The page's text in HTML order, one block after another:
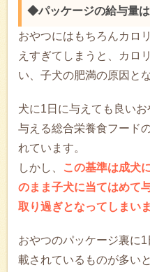
◆パッケージの給与量
おやつにはもちろんカロ
えすぎてしまうと、カロ
い、子犬の肥満の原因と
犬に1日に与えても良い
与える総合栄養食フード
れています。
しかし、
この基準は成犬
のまま子犬に当てはめて
取り過ぎとなってしまいま
おやつのパッケージ裏に
載されているものが多い